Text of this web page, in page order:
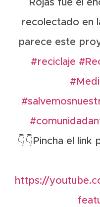
Rojas fue el
recolectado en
parece este
#reciclaje
👇 👇 Pincha el link
https://